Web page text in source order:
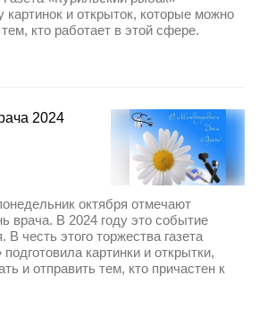
картинок и открыток, которые можно
кто работает в этой сфере.
2024
октября отмечают
врача. В 2024 году это событие
В честь этого торжества газета
картинки и открытки,
и отправить тем, кто причастен к